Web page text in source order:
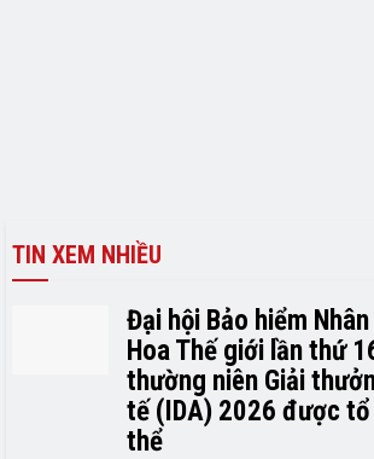
TIN XEM NHIỀU
Đại hội Bảo hiểm
Hoa Thế giới lần thứ
thường niên Giải
tế (IDA) 2026 được
thể